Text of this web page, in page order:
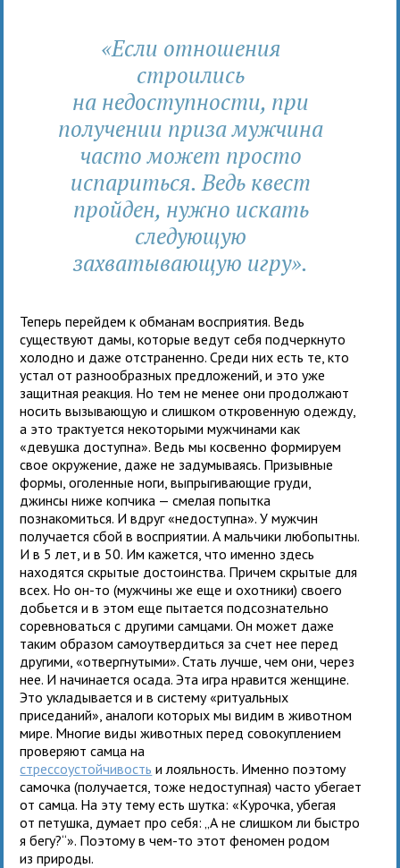
«Если отношения
строились
на недоступности, при
получении приза мужчина
часто может просто
испариться. Ведь квест
пройден, нужно искать
следующую
захватывающую игру».
Теперь перейдем к обманам восприятия. Ведь
существуют дамы, которые ведут себя подчеркнуто
холодно и даже отстраненно. Среди них есть те, кто
устал от разнообразных предложений, и это уже
защитная реакция. Но тем не менее они продолжают
носить вызывающую и слишком откровенную одежду,
а это трактуется некоторыми мужчинами как
«девушка доступна». Ведь мы косвенно формируем
свое окружение, даже не задумываясь. Призывные
формы, оголенные ноги, выпрыгивающие груди,
джинсы ниже копчика — смелая попытка
познакомиться. И вдруг «недоступна». У мужчин
получается сбой в восприятии. А мальчики любопытны.
И в 5 лет, и в 50. Им кажется, что именно здесь
находятся скрытые достоинства. Причем скрытые для
всех. Но он-то (мужчины же еще и охотники) своего
добьется и в этом еще пытается подсознательно
соревноваться с другими самцами. Он может даже
таким образом самоутвердиться за счет нее перед
другими, «отвергнутыми». Стать лучше, чем они, через
нее. И начинается осада. Эта игра нравится женщине.
Это укладывается и в систему «ритуальных
приседаний», аналоги которых мы видим в животном
мире. Многие виды животных перед совокуплением
проверяют самца на
стрессоустойчивость и лояльность. Именно поэтому
самочка (получается, тоже недоступная) часто убегает
от самца. На эту тему есть шутка: «Курочка, убегая
от петушка, думает про себя: „А не слишком ли быстро
я бегу?“». Поэтому в чем-то этот феномен родом
из природы.